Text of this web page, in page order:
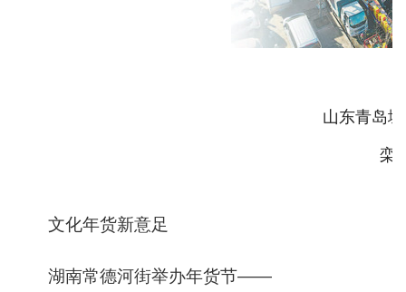
山东青岛
栾
文化年货新意足
湖南常德河街举办年货节——